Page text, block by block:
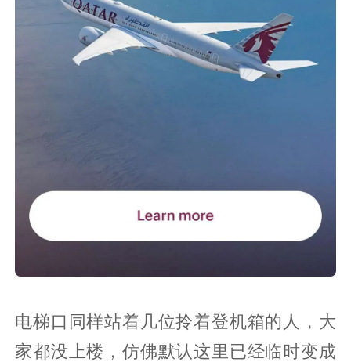
电梯口同样站着几位拎着登机箱的人，大
家都没上楼，仿佛默认这里已经临时变成